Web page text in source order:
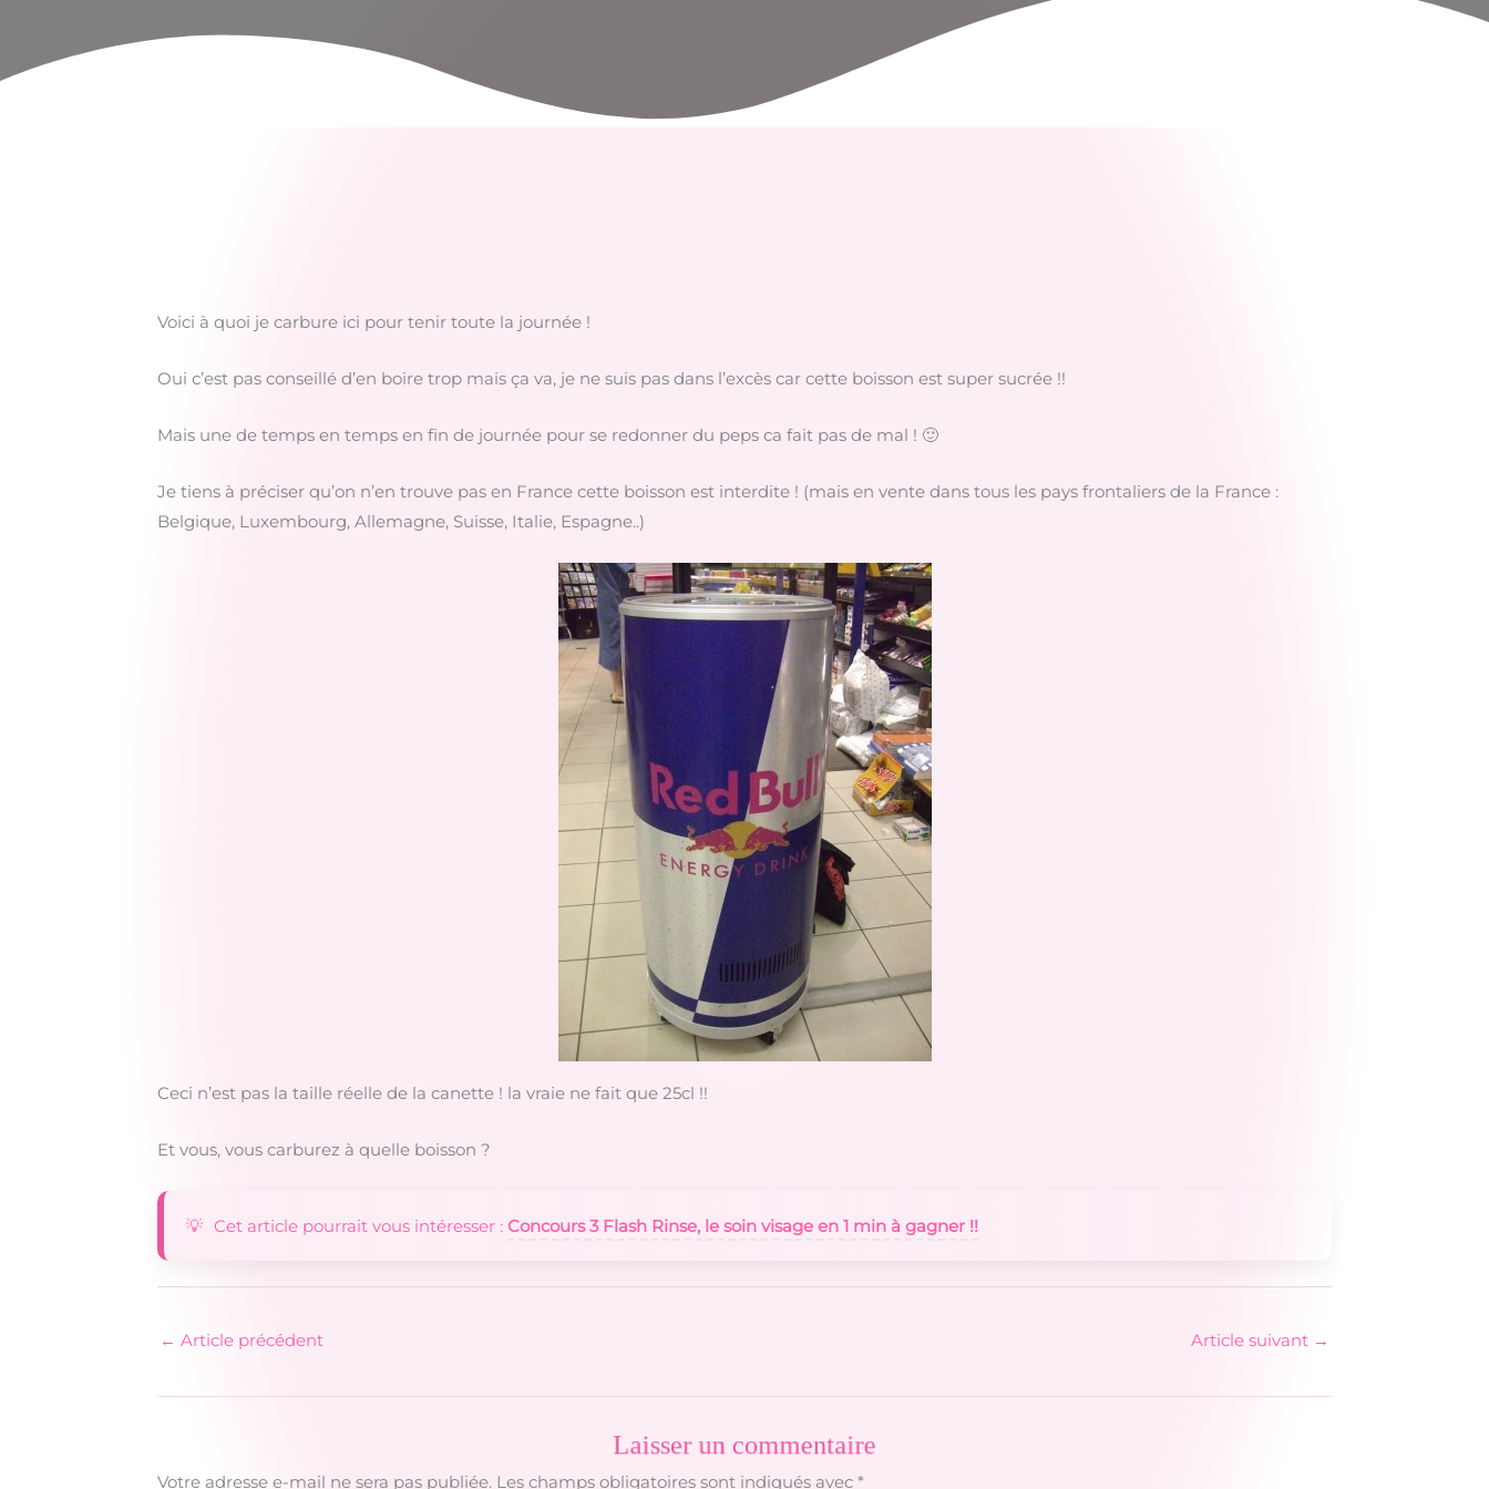
Voici à quoi je carbure ici pour tenir toute la journée !
Oui c’est pas conseillé d’en boire trop mais ça va, je ne suis pas dans l’excès car cette boisson est super sucrée !!
Mais une de temps en temps en fin de journée pour se redonner du peps ca fait pas de mal ! 🙂
Je tiens à préciser qu’on n’en trouve pas en France cette boisson est interdite ! (mais en vente dans tous les pays frontaliers de la France :
Belgique, Luxembourg, Allemagne, Suisse, Italie, Espagne..)
Ceci n’est pas la taille réelle de la canette ! la vraie ne fait que 25cl !!
Et vous, vous carburez à quelle boisson ?
Cet article pourrait vous intéresser : Concours 3 Flash Rinse, le soin visage en 1 min à gagner !!
← Article précédent Article suivant →
Laisser un commentaire
Votre adresse e-mail ne sera pas publiée. Les champs obligatoires sont indiqués avec *